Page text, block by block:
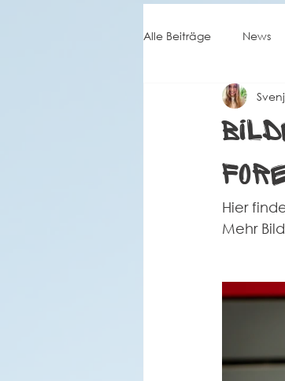
Alle Beiträge News
Spielberichte
Hier
Mehr